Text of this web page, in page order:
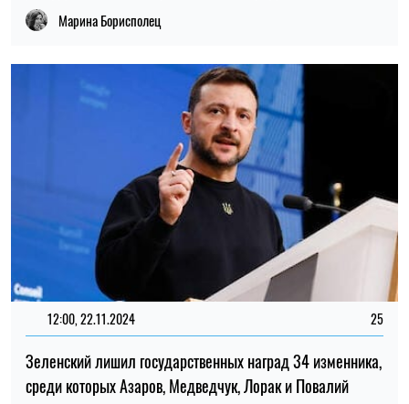
Марина Борисполец
12:00, 22.11.2024 25
Зеленский лишил государственных наград 34 изменника,
среди которых Азаров, Медведчук, Лорак и Повалий